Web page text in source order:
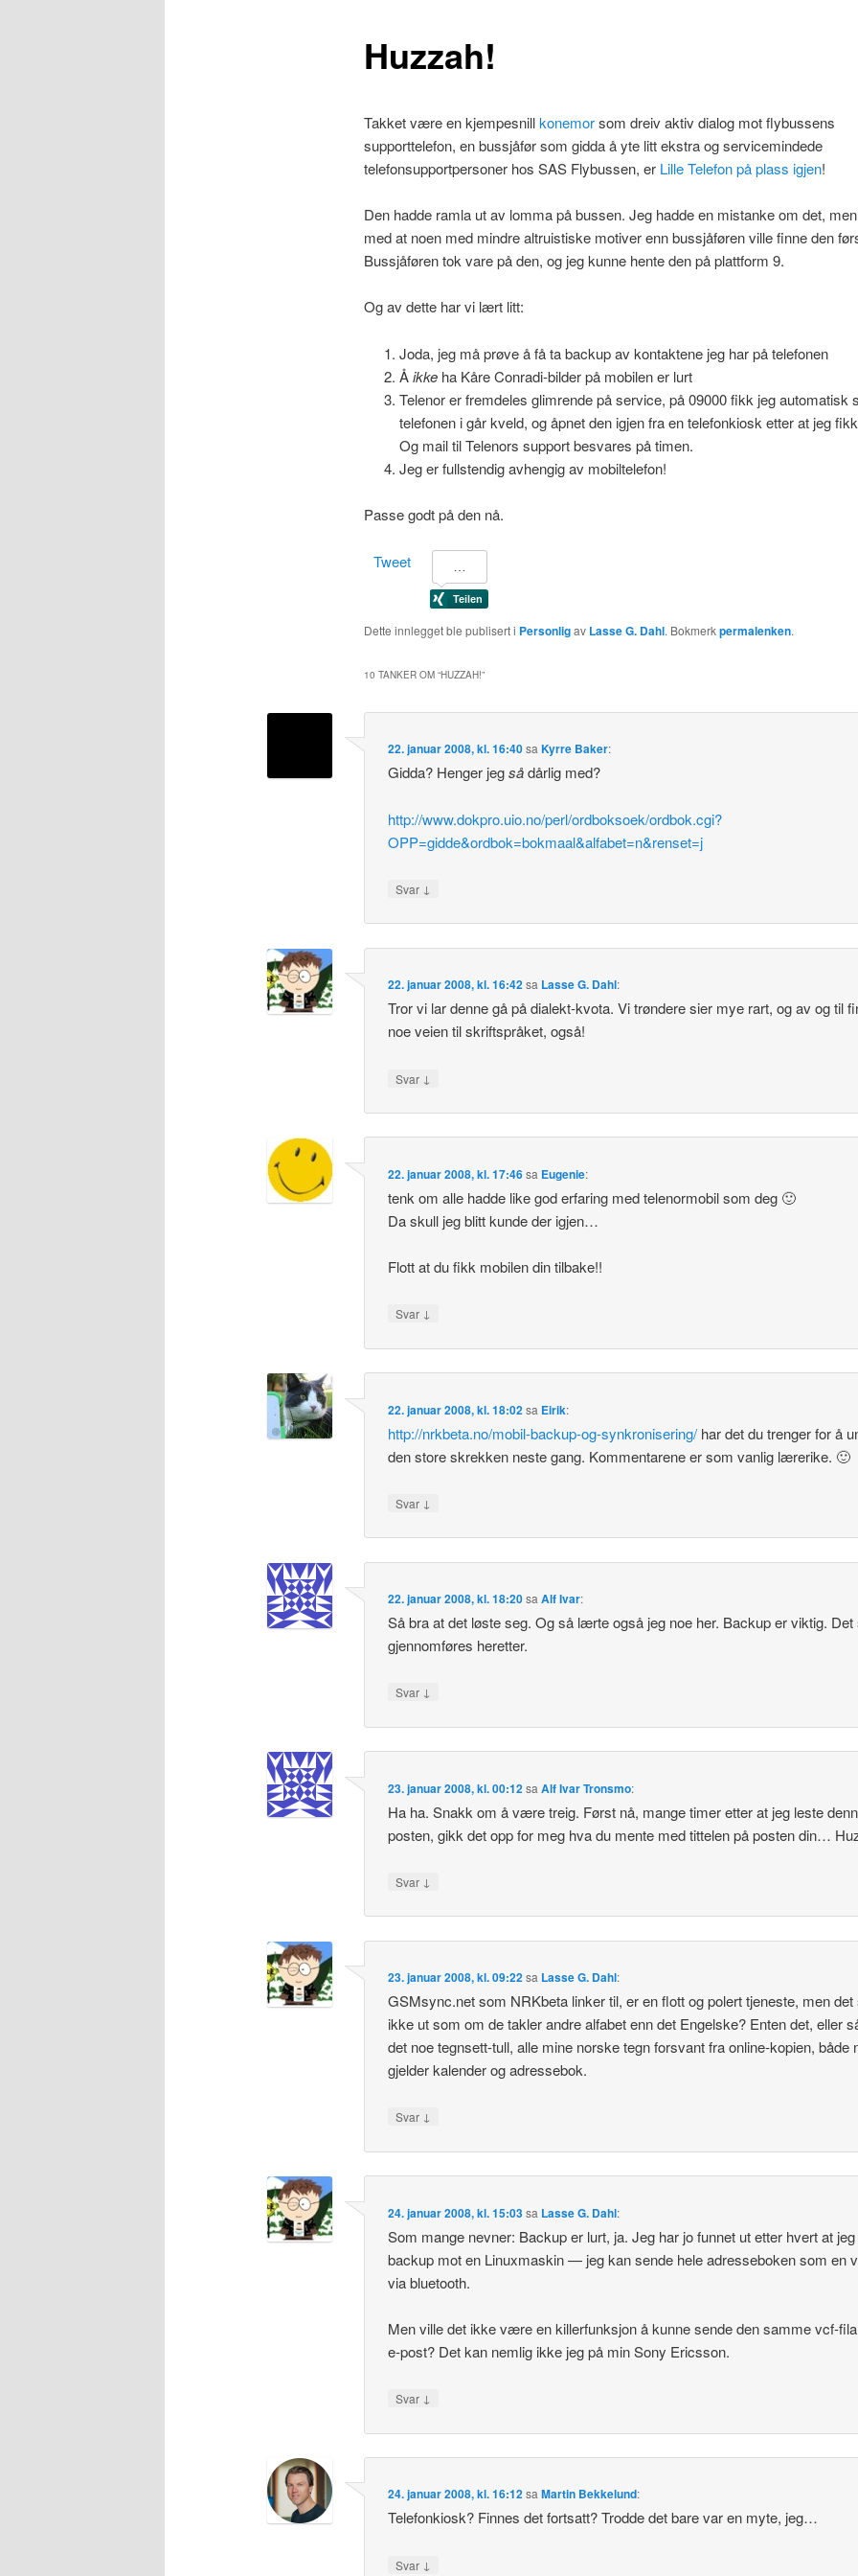
Huzzah!
Takket være en kjempesnillkonemorsom dreiv aktiv dialog mot flybussens
supporttelefon, en bussjåfør som gidda å yte litt ekstra og servicemindede
telefonsupportpersoner hos SAS Flybussen, er Lille Telefon på plass igjen!
Den hadde ramla ut av lomma på bussen. Jeg hadde en mistanke om det,
med at noen med mindre altruistiske motiver enn bussjåføren ville finne den
Bussjåføren tok vare på den, og jeg kunne hente den på plattform 9.
Og av dette har vi lært litt:
Joda, jeg må prøve å få ta backup av kontaktene jeg har på telefonen
Åikke ha Kåre Conradi-bilder på mobilen er lurt
Telenor er fremdeles glimrende på service, på 09000 fikk jeg automatisk
telefonen i går kveld, og åpnet den igjen fra en telefonkiosk etter at jeg
Og mail til Telenors support besvares på timen.
Jeg er fullstendig avhengig av mobiltelefon!
Passe godt på den nå.
Tweet
Dette innlegget ble publisert i Personligav Lasse G. Dahl. Bokmerkpermalenken.
10 TANKER OM “HUZZAH!”
22. januar 2008, kl. 16:40sa Kyrre Baker:
Gidda? Henger jegsådårlig med?
http://www.dokpro.uio.no/perl/ordboksoek/ordbok.cgi?
OPP=gidde&ordbok=bokmaal&alfabet=n&renset=j
Svar ↓
22. januar 2008, kl. 16:42sa Lasse G. Dahl:
Tror vi lar denne gå på dialekt-kvota. Vi trøndere sier mye rart, og av og til
noe veien til skriftspråket, også!
Svar ↓
22. januar 2008, kl. 17:46sa Eugenie:
tenk om alle hadde like god erfaring med telenormobil som deg 🙂
Da skull jeg blitt kunde der igjen…
Flott at du fikk mobilen din tilbake!!
Svar ↓
22. januar 2008, kl. 18:02sa Eirik:
http://nrkbeta.no/mobil-backup-og-synkronisering/ har det du trenger for å
den store skrekken neste gang. Kommentarene er som vanlig lærerike. 🙂
Svar ↓
22. januar 2008, kl. 18:20sa Alf Ivar:
Så bra at det løste seg. Og så lærte også jeg noe her. Backup er viktig. Det
gjennomføres heretter.
Svar ↓
23. januar 2008, kl. 00:12sa Alf Ivar Tronsmo:
Ha ha. Snakk om å være treig. Først nå, mange timer etter at jeg leste
posten, gikk det opp for meg hva du mente med tittelen på posten din…
Svar ↓
23. januar 2008, kl. 09:22sa Lasse G. Dahl:
GSMsync.net som NRKbeta linker til, er en flott og polert tjeneste, men det
ikke ut som om de takler andre alfabet enn det Engelske? Enten det, eller
det noe tegnsett-tull, alle mine norske tegn forsvant fra online-kopien, både
gjelder kalender og adressebok.
Svar ↓
24. januar 2008, kl. 15:03sa Lasse G. Dahl:
Som mange nevner: Backup er lurt, ja. Jeg har jo funnet ut etter hvert at
backup mot en Linuxmaskin — jeg kan sende hele adresseboken som en
via bluetooth.
Men ville det ikke være en killerfunksjon å kunne sende den samme vcf-
e-post? Det kan nemlig ikke jeg på min Sony Ericsson.
Svar ↓
24. januar 2008, kl. 16:12saMartin Bekkelund:
Telefonkiosk? Finnes det fortsatt? Trodde det bare var en myte, jeg…
Svar ↓